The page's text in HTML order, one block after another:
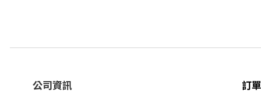
公司資訊 訂